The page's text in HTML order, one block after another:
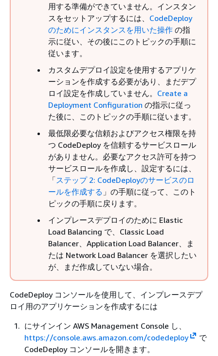
用する準備ができていません。インスタン
スをセットアップするには、 CodeDeploy
のためにインスタンスを用いた操作 の指
示に従い、その後にこのトピックの手順に
従います。
カスタムデプロイ設定を使用するアプリケ
ーションを作成する必要があり、まだデプ
ロイ設定を作成していません。 Create a
Deployment Configuration の指示に従っ
た後に、このトピックの手順に従います。
最低限必要な信頼およびアクセス権限を持
つ CodeDeploy を信頼するサービスロール
がありません。必要なアクセス許可を持つ
サービスロールを作成し、設定するには、
「ステップ 2: CodeDeployのサービスのロ
ールを作成する 」の手順に従って、このト
ピックの手順に戻ります。
インプレースデプロイのために Elastic
Load Balancing で、Classic Load
Balancer、Application Load Balancer、ま
たは Network Load Balancer を選択したい
が、まだ作成していない場合。
CodeDeploy コンソールを使用して、インプレースデプ
ロイ用のアプリケーションを作成するには
にサインイン AWS Management Console し、
https://console.aws.amazon.com/codedeploy
で
CodeDeploy コンソールを開きます。